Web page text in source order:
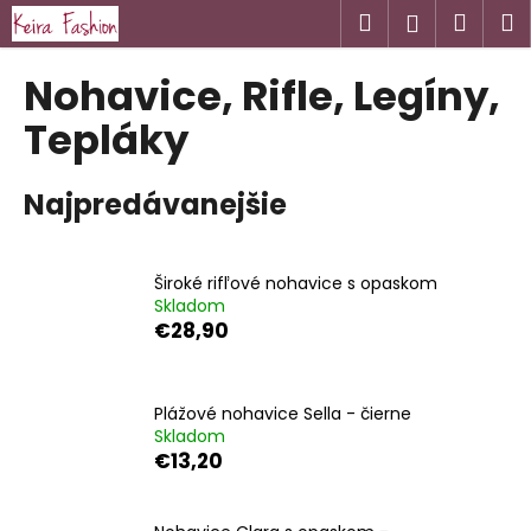
Prejsť
na
obsah
Hľadať
Nohavice, Rifle, Legíny,
Tepláky
Najpredávanejšie
Široké rifľové nohavice s opaskom
Skladom
€28,90
Plážové nohavice Sella - čierne
Skladom
€13,20
K
o
Č
o
p
o